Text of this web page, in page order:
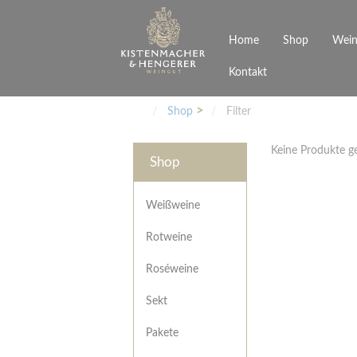
Home Shop
Weißweine
Roséweine
Junges Schwaben
Veranstaltungen
Kontakt
Shop Filter
Shop
Weißweine
Rotweine
Roséweine
Sekt
Pakete
Keine Produkte